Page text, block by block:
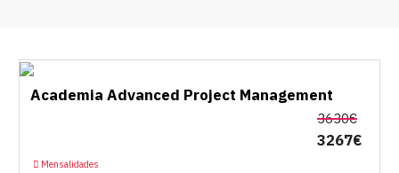
Academia Advanced Project Management
3630€
3267€
Mensalidades